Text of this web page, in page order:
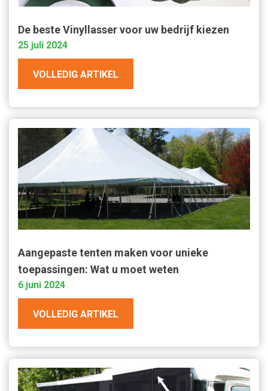
De beste Vinyllasser voor uw bedrijf kiezen
25 juli 2024
VOLLEDIG ARTIKEL
Aangepaste tenten maken voor unieke
toepassingen: Wat u moet weten
6 juni 2024
VOLLEDIG ARTIKEL